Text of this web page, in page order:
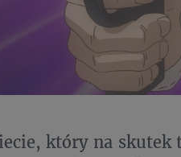
który na skutek